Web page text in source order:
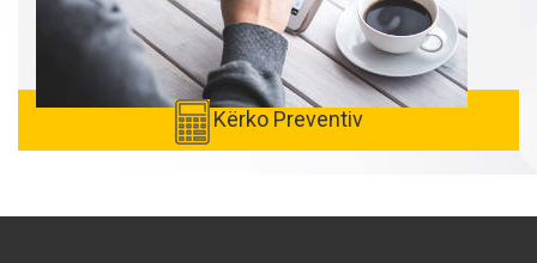
Kërko Preventiv